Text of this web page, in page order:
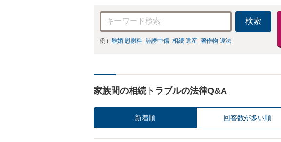
検索
例） 離婚 慰謝料 誹謗中傷 相続 遺産 著作物 違法
家族間の相続トラブルの法律Q&A
新着順 回答数が多い順